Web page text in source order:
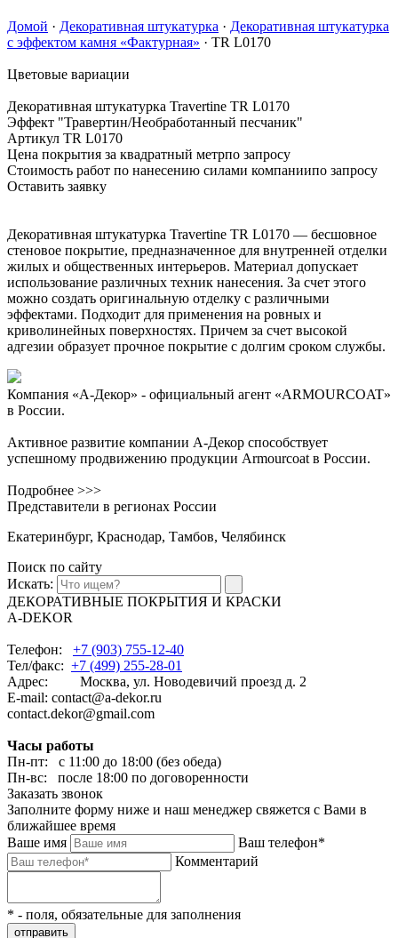
Домой · Декоративная штукатурка · Декоративная штукатурка
c эффектом камня «Фактурная» · TR L0170
Цветовые вариации
Декоративная штукатурка Travertine TR L0170
Эффект "Травертин/Необработанный песчаник"
Артикул TR L0170
Цена покрытия за квадратный метрпо запросу
Стоимость работ по нанесению силами компаниипо запросу
Оставить заявку
Декоративная штукатурка Travertine TR L0170 — бесшовное
стеновое покрытие, предназначенное для внутренней отделки
жилых и общественных интерьеров. Материал допускает
использование различных техник нанесения. За счет этого
можно создать оригинальную отделку с различными
эффектами. Подходит для применения на ровных и
криволинейных поверхностях. Причем за счет высокой
адгезии образует прочное покрытие с долгим сроком службы.
Компания «А-Декор» - официальный агент «ARMOURCOAT»
в России.
Активное развитие компании А-Декор способствует
успешному продвижению продукции Armourcoat в России.
Подробнее >>>
Представители в регионах России
Екатеринбург, Краснодар, Тамбов, Челябинск
Поиск по сайту
Искать:
ДЕКОРАТИВНЫЕ ПОКРЫТИЯ И КРАСКИ
A-DEKOR
Телефон: +7 (903) 755-12-40
Тел/факс: +7 (499) 255-28-01
Адрес: Москва, ул. Новодевичий проезд д. 2
E-mail: contact@a-dekor.ru
contact.dekor@gmail.com
Часы работы
Пн-пт: с 11:00 до 18:00 (без обеда)
Пн-вс: после 18:00 по договоренности
Заказать звонок
Заполните форму ниже и наш менеджер свяжется с Вами в
ближайшее время
Ваше имя
Ваш телефон*
Комментарий
* - поля, обязательные для заполнения
отправить